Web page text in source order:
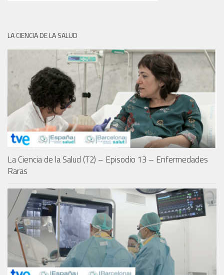
LA CIENCIA DE LA SALUD
La Ciencia de la Salud (T2) – Episodio 13 – Enfermedades
Raras